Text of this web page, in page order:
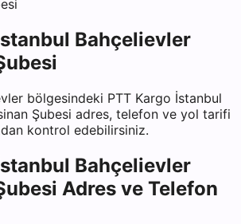
Bahçelievler
bölgesindeki PTT Kargo İstanbul
Şubesi adres, telefon ve yol tarifi
kontrol edebilirsiniz.
Bahçelievler
Adres ve Telefon